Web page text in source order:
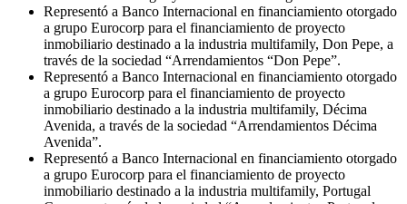
Representó a Banco Internacional en financiamiento otorgado
a grupo Eurocorp para el financiamiento de proyecto
inmobiliario destinado a la industria multifamily, Don Pepe, a
través de la sociedad “Arrendamientos “Don Pepe”.
Representó a Banco Internacional en financiamiento otorgado
a grupo Eurocorp para el financiamiento de proyecto
inmobiliario destinado a la industria multifamily, Décima
Avenida, a través de la sociedad “Arrendamientos Décima
Avenida”.
Representó a Banco Internacional en financiamiento otorgado
a grupo Eurocorp para el financiamiento de proyecto
inmobiliario destinado a la industria multifamily, Portugal